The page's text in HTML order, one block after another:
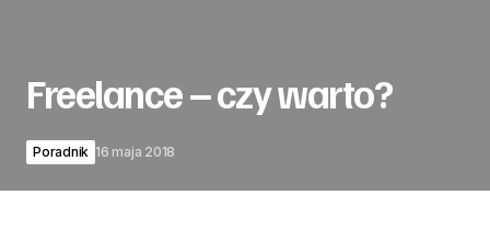
Freelance – czy warto?
Poradnik 16 maja 2018